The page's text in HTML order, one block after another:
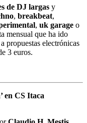
de DJ largas y
, breakbeat,
, uk garage o
mensual que ha ido
propuestas electrónicas
3 euros.
en CS Itaca